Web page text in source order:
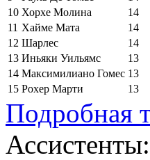
10 Хорхе Молина
14
11 Хайме Мата
14
12 Шарлес
14
13 Иньяки Уильямс
13
14 Максимилиано Гомес 13
15 Рохер Марти 13
Подробная
Ассистенты: